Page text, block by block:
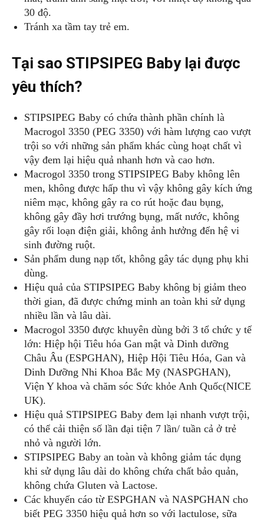
30 độ.
Tránh xa tầm tay trẻ em.
Tại sao STIPSIPEG Baby lại được
yêu thích?
STIPSIPEG Baby có chứa thành phần chính là
Macrogol 3350 (PEG 3350) với hàm lượng cao vượt
trội so với những sản phẩm khác cùng hoạt chất vì
vậy đem lại hiệu quả nhanh hơn và cao hơn.
Macrogol 3350 trong STIPSIPEG Baby không lên
men, không được hấp thu vì vậy không gây kích ứng
niêm mạc, không gây ra co rút hoặc đau bụng,
không gây đầy hơi trướng bụng, mất nước, không
gây rối loạn điện giải, không ảnh hưởng đến hệ vi
sinh đường ruột.
Sản phẩm dung nạp tốt, không gây tác dụng phụ khi
dùng.
Hiệu quả của STIPSIPEG Baby không bị giảm theo
thời gian, đã được chứng minh an toàn khi sử dụng
nhiều lần và lâu dài.
Macrogol 3350 được khuyên dùng bởi 3 tổ chức y tế
lớn: Hiệp hội Tiêu hóa Gan mật và Dinh dưỡng
Châu Âu (ESPGHAN), Hiệp Hội Tiêu Hóa, Gan và
Dinh Dưỡng Nhi Khoa Bắc Mỹ (NASPGHAN),
Viện Y khoa và chăm sóc Sức khỏe Anh Quốc(NICE
UK).
Hiệu quả STIPSIPEG Baby đem lại nhanh vượt trội,
có thể cải thiện số lần đại tiện 7 lần/ tuần cả ở trẻ
nhỏ và người lớn.
STIPSIPEG Baby an toàn và không giảm tác dụng
khi sử dụng lâu dài do không chứa chất bảo quản,
không chứa Gluten và Lactose.
Các khuyến cáo từ ESPGHAN và NASPGHAN cho
biết PEG 3350 hiệu quả hơn so với lactulose, sữa